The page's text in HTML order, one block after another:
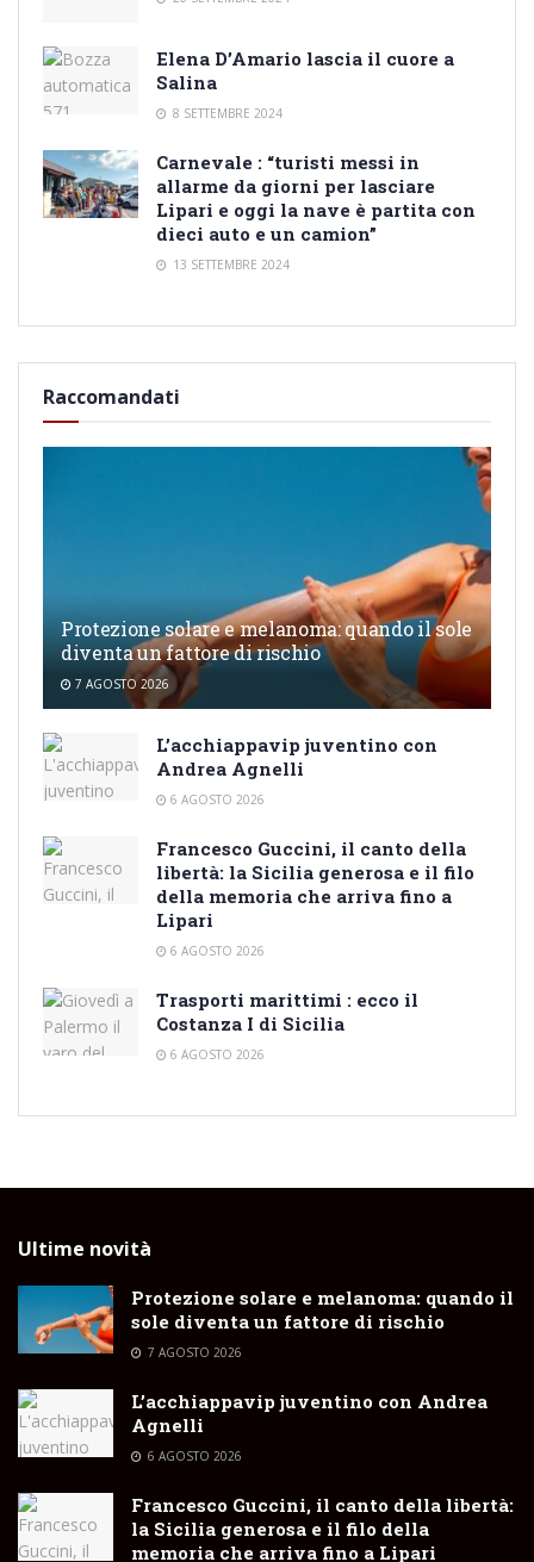
Elena D’Amario lascia il cuore a
Salina
8 SETTEMBRE 2024
Carnevale : “turisti messi in
allarme da giorni per lasciare
Lipari e oggi la nave è partita con
dieci auto e un camion”
13 SETTEMBRE 2024
Raccomandati
Protezione solare e melanoma: quando il sole
diventa un fattore di rischio
7 AGOSTO 2026
L’acchiappavip juventino con
Andrea Agnelli
6 AGOSTO 2026
Francesco Guccini, il canto della
libertà: la Sicilia generosa e il filo
della memoria che arriva fino a
Lipari
6 AGOSTO 2026
Trasporti marittimi : ecco il
Costanza I di Sicilia
6 AGOSTO 2026
Ultime novità
Protezione solare e melanoma: quando il
sole diventa un fattore di rischio
7 AGOSTO 2026
L’acchiappavip juventino con Andrea
Agnelli
6 AGOSTO 2026
Francesco Guccini, il canto della libertà:
la Sicilia generosa e il filo della
memoria che arriva fino a Lipari